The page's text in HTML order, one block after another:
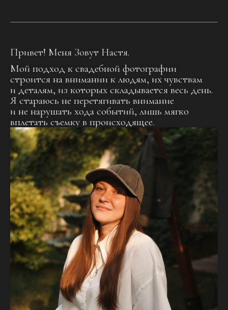
Привет! Меня Зовут Настя.
Мой подход к свадебной фотографии
строится на внимании к людям, их чувствам
и деталям, из которых складывается весь день.
Я стараюсь не перетягивать внимание
и не нарушать хода событий, лишь мягко
вплетать съемку в происходящее.